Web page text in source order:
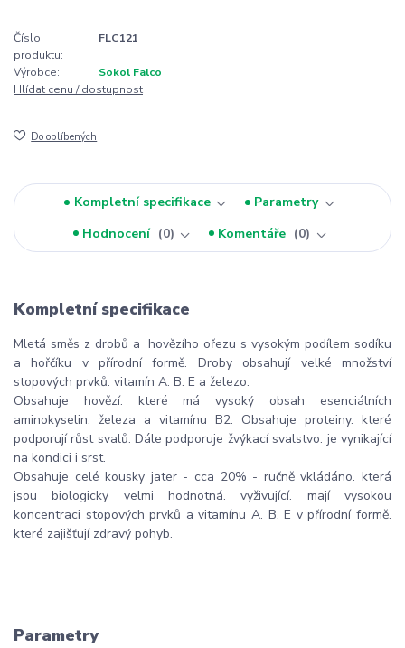
Číslo
produktu:
FLC121
Výrobce:
Sokol Falco
Hlídat cenu / dostupnost
Do oblíbených
Kompletní specifikace
Parametry
Hodnocení
0 Komentáře 0
Kompletní specifikace
Mletá směs z drobů a hovězího ořezu s vysokým podílem sodíku
a hořčíku v přírodní formě. Droby obsahují velké množství
stopových prvků. vitamín A. B. E a železo.
Obsahuje hovězí. které má vysoký obsah esenciálních
aminokyselin. železa a vitamínu B2. Obsahuje proteiny. které
podporují růst svalů. Dále podporuje žvýkací svalstvo. je vynikající
na kondici i srst.
Obsahuje celé kousky jater - cca 20% - ručně vkládáno. která
jsou biologicky velmi hodnotná. vyživující. mají vysokou
koncentraci stopových prvků a vitamínu A. B. E v přírodní formě.
které zajišťují zdravý pohyb.
Parametry